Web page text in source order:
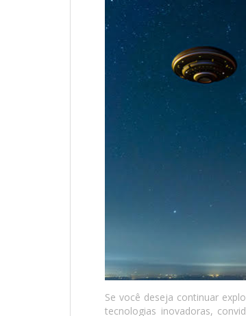
Se você deseja continuar
tecnologias inovadoras,